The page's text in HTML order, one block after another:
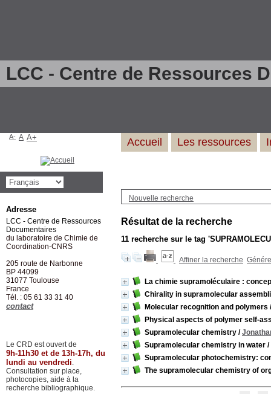
LCC - Centre de Ressources
Nouvelle recherche
Résultat de la recherche
11 recherche sur le tag
Affiner la recherche
La chimie supramoléculaire :
Chirality in supramolecular
Molecular recognition and polymers
Physical aspects of polymer self-
Supramolecular chemistry /
Supramolecular chemistry in water /
Supramolecular photochemistry:
The supramolecular chemistry of
Accueil Les ressources
A- A A+
Adresse
LCC - Centre de Ressources
Documentaires
du laboratoire de Chimie de
Coordination-CNRS
205 route de Narbonne
BP 44099
31077 Toulouse
France
Tél. : 05 61 33 31 40
contact
Le CRD est ouvert de
9h-11h30 et de 13h-17h, du
lundi au vendredi.
Consultation sur place,
photocopies, aide à la
recherche bibliographique.